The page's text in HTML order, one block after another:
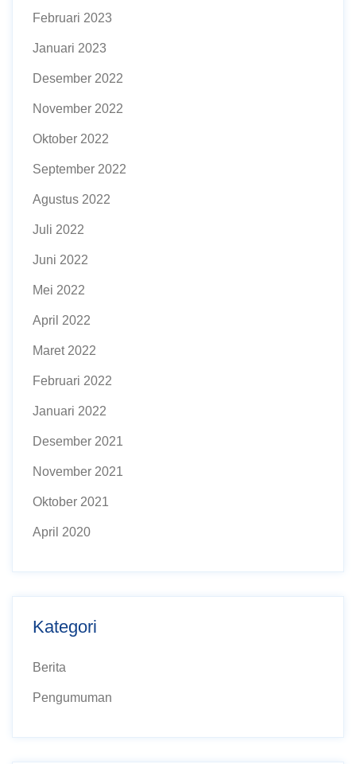
Februari 2023
Januari 2023
Desember 2022
November 2022
Oktober 2022
September 2022
Agustus 2022
Juli 2022
Juni 2022
Mei 2022
April 2022
Maret 2022
Februari 2022
Januari 2022
Desember 2021
November 2021
Oktober 2021
April 2020
Kategori
Berita
Pengumuman